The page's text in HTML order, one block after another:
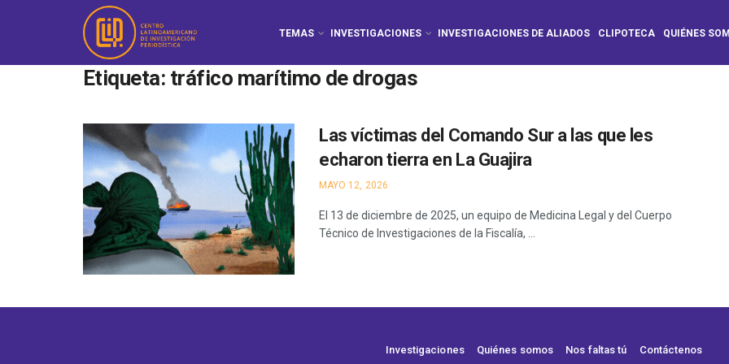
TEMAS INVESTIGACIONES INVESTIGACIONES DE ALIADOS CLIPOTECA QUIÉNES
Etiqueta: tráfico marítimo de drogas
Las víctimas del Comando Sur a las que les
echaron tierra en La Guajira
MAYO 12, 2026
El 13 de diciembre de 2025, un equipo de Medicina Legal y del Cuerpo
Técnico de Investigaciones de la Fiscalía, ...
Investigaciones Quiénes somos Nos faltas tú Contáctenos